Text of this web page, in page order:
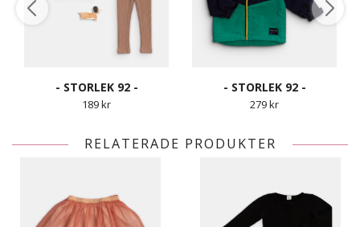
- STORLEK 92 -
189 kr
- STORLEK 92 -
279 kr
RELATERADE PRODUKTER